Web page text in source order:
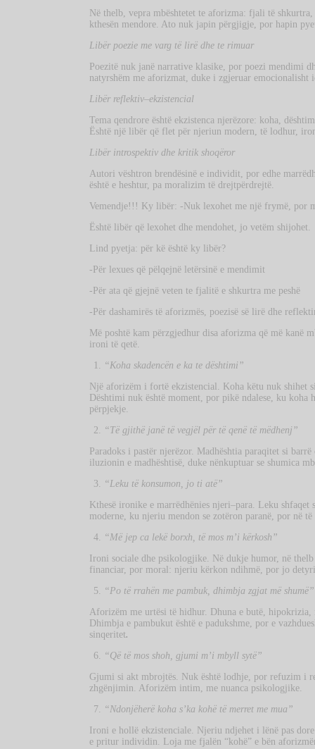
Në thelb, vepra mbështetet te aforizma: fjali të
kthesën mendore. Ato nuk japin përgjigje, por hapin
Libër poezie me varg të lirë dhe te rimuar
Poezitë nuk janë narrative klasike, por poezi mendimi
natyrshëm me aforizmat, duke i zgjeruar emocionalisht
Libër reflektiv–ekzistencial
Tema qendrore është ekzistenca njerëzore: koha,
Është një libër që flet për njeriun modern, të lodhur,
Libër introspektiv dhe kritik shoqëror
Autori vështron brendësinë e individit, por edhe
është e heshtur, pa moralizim të drejtpërdrejtë.
Vemendje!!! Ky libër: -Nuk lexohet me një frymë, por
Është libër që lexohet dhe mendohet, jo vetëm shijohet.
Lind pyetja: për kë është ky libër?
-Për lexues që pëlqejnë letërsinë e mendimit
-Për ata që gjejnë veten te fjalitë e shkurtra me peshë
-Për dashamirës të aforizmës, poezisë së lirë dhe
Më poshtë kam përzgjedhur disa aforizma që më kanë
ironi të qetë.
“Koha skadencën e ka te dështimi”
Një aforizëm i fortë ekzistencial. Koha këtu nuk shihet
Dështimi nuk është moment, por pikë ndalese, ku
përpjekje.
“Të gjithë janë të vegjël për të qenë të mëdhenj”
Paradoks i pastër njerëzor. Madhështia paraqitet si
iluzionin e madhështisë, duke nënkuptuar se shumica
“Leku të konsumon, jo ti atë”
Kthesë ironike e marrëdhënies njeri–para. Leku
moderne, ku njeriu mendon se zotëron paranë, por në
“Më jep ca lekë borxh, të mos m’i kërkosh”
Ironi sociale dhe psikologjike. Në dukje humor, në
financiar, por moral: njeriu kërkon ndihmë, por jo
“Po të rrahën me pambuk, dhimbja zgjat më shumë”
Aforizëm me urtësi të hidhur. Dhuna e butë, hipokrizia,
Dhimbja e pambukut është e padukshme, por e
sinqeritet.
“Që të mos shoh, gjumi m’i mbyll sytë”
Gjumi si akt mbrojtës. Nuk është lodhje, por refuzim i
zhgënjimin. Aforizëm intim, me nuanca psikologjike.
“Ndonjëherë koha s’ka kohë të merret me mua”
Ironi e hollë ekzistenciale. Njeriu ndjehet i lënë pas
e pritur individin. Loja me fjalën “kohë” e bën